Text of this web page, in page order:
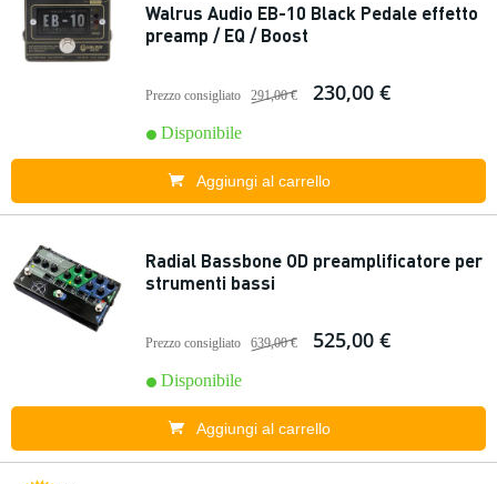
Walrus Audio EB-10 Black Pedale effetto
preamp / EQ / Boost
Prezzo consigliato 291,00 € 230,00 €
Disponibile
Aggiungi al carrello
Radial Bassbone OD preamplificatore per
strumenti bassi
Prezzo consigliato 639,00 € 525,00 €
Disponibile
Aggiungi al carrello